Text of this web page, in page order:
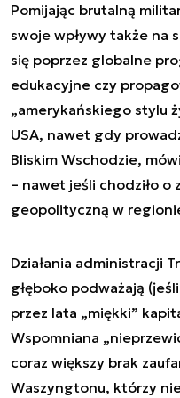
Pomijając brutalną
swoje wpływy także na
się poprzez globalne
edukacyjne czy
„amerykańskiego stylu
USA, nawet gdy
Bliskim Wschodzie,
– nawet jeśli chodziło o
geopolityczną w
Działania administracji
głęboko podważają
przez lata „miękki”
Wspomniana
coraz większy brak
Waszyngtonu, którzy